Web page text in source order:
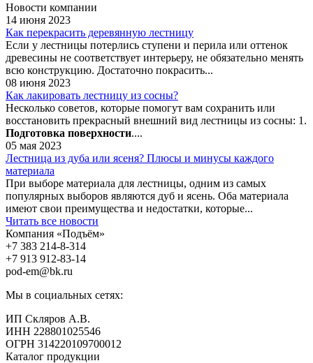
Новости компании
14 июня 2023
Как перекрасить деревянную лестницу
Если у лестницы потерлись ступени и перила или оттенок
древесины не соответствует интерьеру, не обязательно менять
всю конструкцию. Достаточно покрасить...
08 июня 2023
Как лакировать лестницу из сосны?
Несколько советов, которые помогут вам сохранить или
восстановить прекрасный внешний вид лестницы из сосны: 1.
Подготовка поверхности....
05 мая 2023
Лестница из дуба или ясеня? Плюсы и минусы каждого
материала
При выборе материала для лестницы, одним из самых
популярных выборов являются дуб и ясень. Оба материала
имеют свои преимущества и недостатки, которые...
Читать все новости
Компания «Подъём»
+7 383 214-8-314
+7 913 912-83-14
pod-em@bk.ru
Мы в социальных сетях:
ИП Скляров А.В.
ИНН 228801025546
ОГРН 314220109700012
Каталог продукции